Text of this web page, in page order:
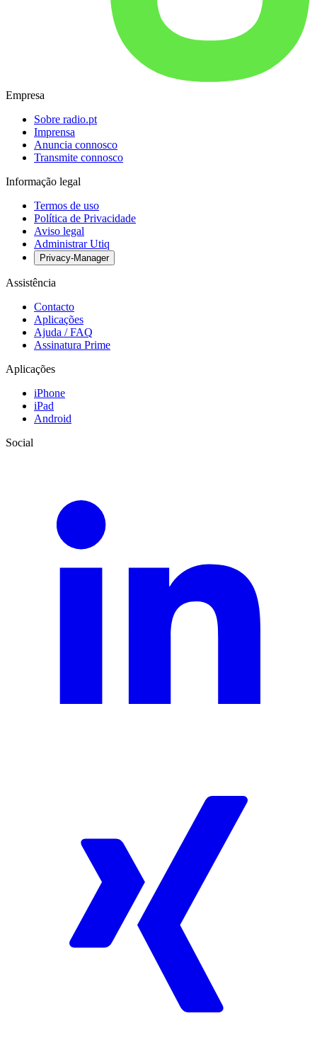
Empresa
Sobre radio.pt
Imprensa
Anuncia connosco
Transmite connosco
Informação legal
Termos de uso
Política de Privacidade
Aviso legal
Administrar Utiq
Privacy-Manager
Assistência
Contacto
Aplicações
Ajuda / FAQ
Assinatura Prime
Aplicações
iPhone
iPad
Android
Social